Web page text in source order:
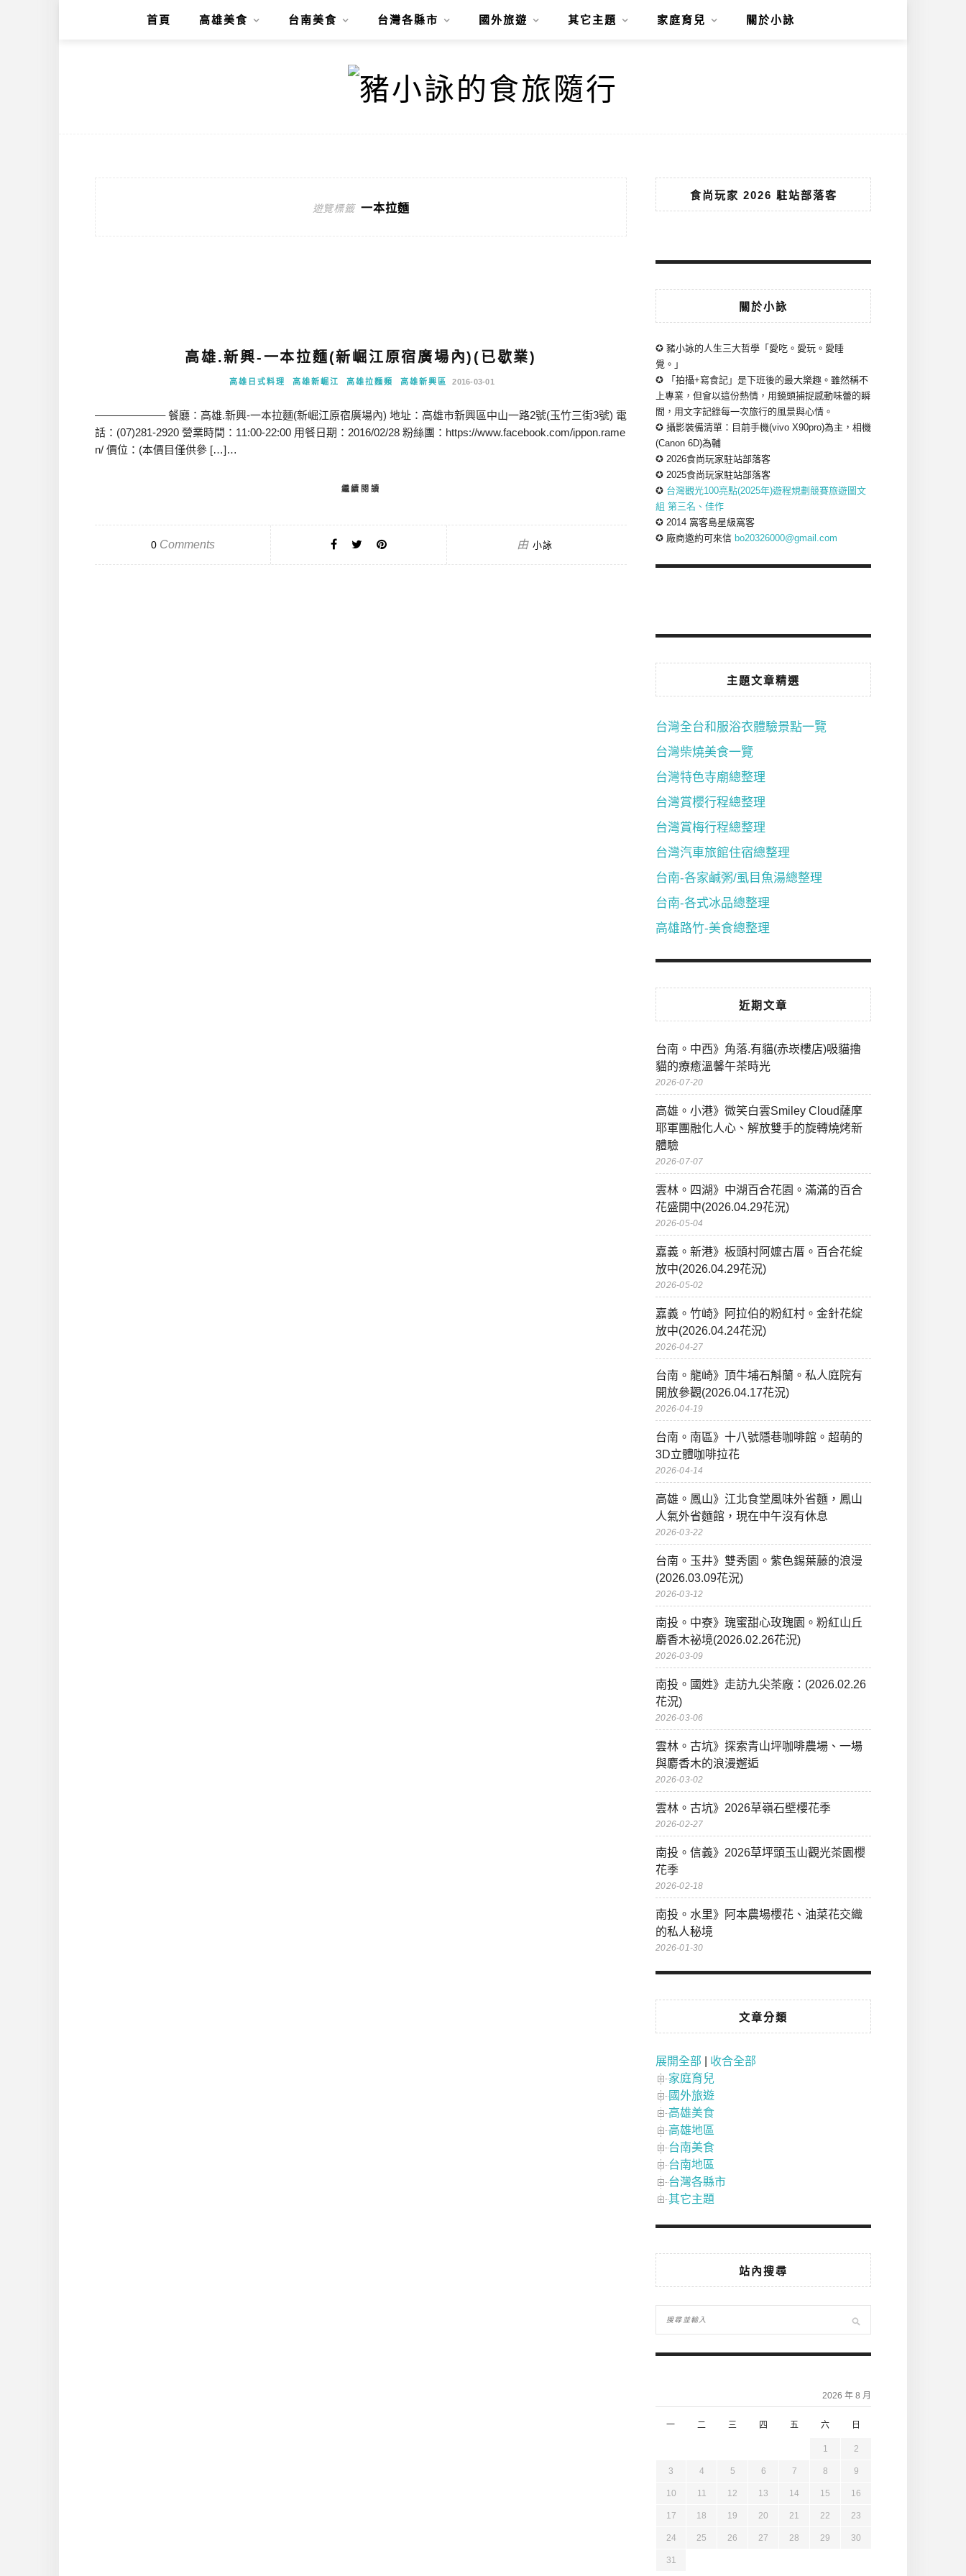
首頁 高雄美食 台南美食 台灣各縣市 國外旅遊 其它主題 家庭育兒 關於小詠
遊覽標籤 一本拉麵
高雄.新興-一本拉麵(新崛江原宿廣場內)(已歇業)
高雄日式料理 高雄新崛江 高雄拉麵類 高雄新興區 2016-03-01
——————– 餐廳：高雄.新興-一本拉麵(新崛江原宿廣場內) 地址：高雄市新興區中山一路2號(玉竹三街3號) 電
話：(07)281-2920 營業時間：11:00-22:00 用餐日期：2016/02/28 粉絲團：https://www.facebook.com/ippon.rame
n/ 價位：(本價目僅供參 […]…
繼續閱讀
0Comments 由 小詠
食尚玩家 2026 駐站部落客
關於小詠
✪ 豬小詠的人生三大哲學「愛吃。愛玩。愛睡
覺。」
✪ 「拍攝+寫食記」是下班後的最大樂趣。雖然稱不
上專業，但會以這份熱情，用鏡頭捕捉感動味蕾的瞬
間，用文字記錄每一次旅行的風景與心情。
✪ 攝影裝備清單：目前手機(vivo X90pro)為主，相機
(Canon 6D)為輔
✪ 2026食尚玩家駐站部落客
✪ 2025食尚玩家駐站部落客
✪ 台灣觀光100亮點(2025年)遊程規劃競賽旅遊圖文
組 第三名、佳作
✪ 2014 窩客島星級窩客
✪ 廠商邀約可來信 bo20326000@gmail.com
主題文章精選
台灣全台和服浴衣體驗景點一覽
台灣柴燒美食一覽
台灣特色寺廟總整理
台灣賞櫻行程總整理
台灣賞梅行程總整理
台灣汽車旅館住宿總整理
台南-各家鹹粥/虱目魚湯總整理
台南-各式冰品總整理
高雄路竹-美食總整理
近期文章
台南。中西》角落.有貓(赤崁樓店)吸貓擼
貓的療癒溫馨午茶時光
2026-07-20
高雄。小港》微笑白雲Smiley Cloud薩摩
耶軍團融化人心、解放雙手的旋轉燒烤新
體驗
2026-07-07
雲林。四湖》中湖百合花園。滿滿的百合
花盛開中(2026.04.29花況)
2026-05-04
嘉義。新港》板頭村阿嬤古厝。百合花綻
放中(2026.04.29花況)
2026-05-02
嘉義。竹崎》阿拉伯的粉紅村。金針花綻
放中(2026.04.24花況)
2026-04-27
台南。龍崎》頂牛埔石斛蘭。私人庭院有
開放參觀(2026.04.17花況)
2026-04-19
台南。南區》十八號隱巷咖啡館。超萌的
3D立體咖啡拉花
2026-04-14
高雄。鳳山》江北食堂風味外省麵，鳳山
人氣外省麵館，現在中午沒有休息
2026-03-22
台南。玉井》雙秀園。紫色錫葉藤的浪漫
(2026.03.09花況)
2026-03-12
南投。中寮》瑰蜜甜心玫瑰園。粉紅山丘
麝香木祕境(2026.02.26花況)
2026-03-09
南投。國姓》走訪九尖茶廠：(2026.02.26
花況)
2026-03-06
雲林。古坑》探索青山坪咖啡農場、一場
與麝香木的浪漫邂逅
2026-03-02
雲林。古坑》2026草嶺石壁櫻花季
2026-02-27
南投。信義》2026草坪頭玉山觀光茶園櫻
花季
2026-02-18
南投。水里》阿本農場櫻花、油菜花交織
的私人秘境
2026-01-30
文章分類
展開全部
收合全部
家庭育兒
國外旅遊
高雄美食
高雄地區
台南美食
台南地區
台灣各縣市
其它主題
站內搜尋
2026 年 8 月
一 二 三 四 五 六 日
1 2
3 4 5 6 7 8 9
10 11 12 13 14 15 16
17 18 19 20 21 22 23
24 25 26 27 28 29 30
31